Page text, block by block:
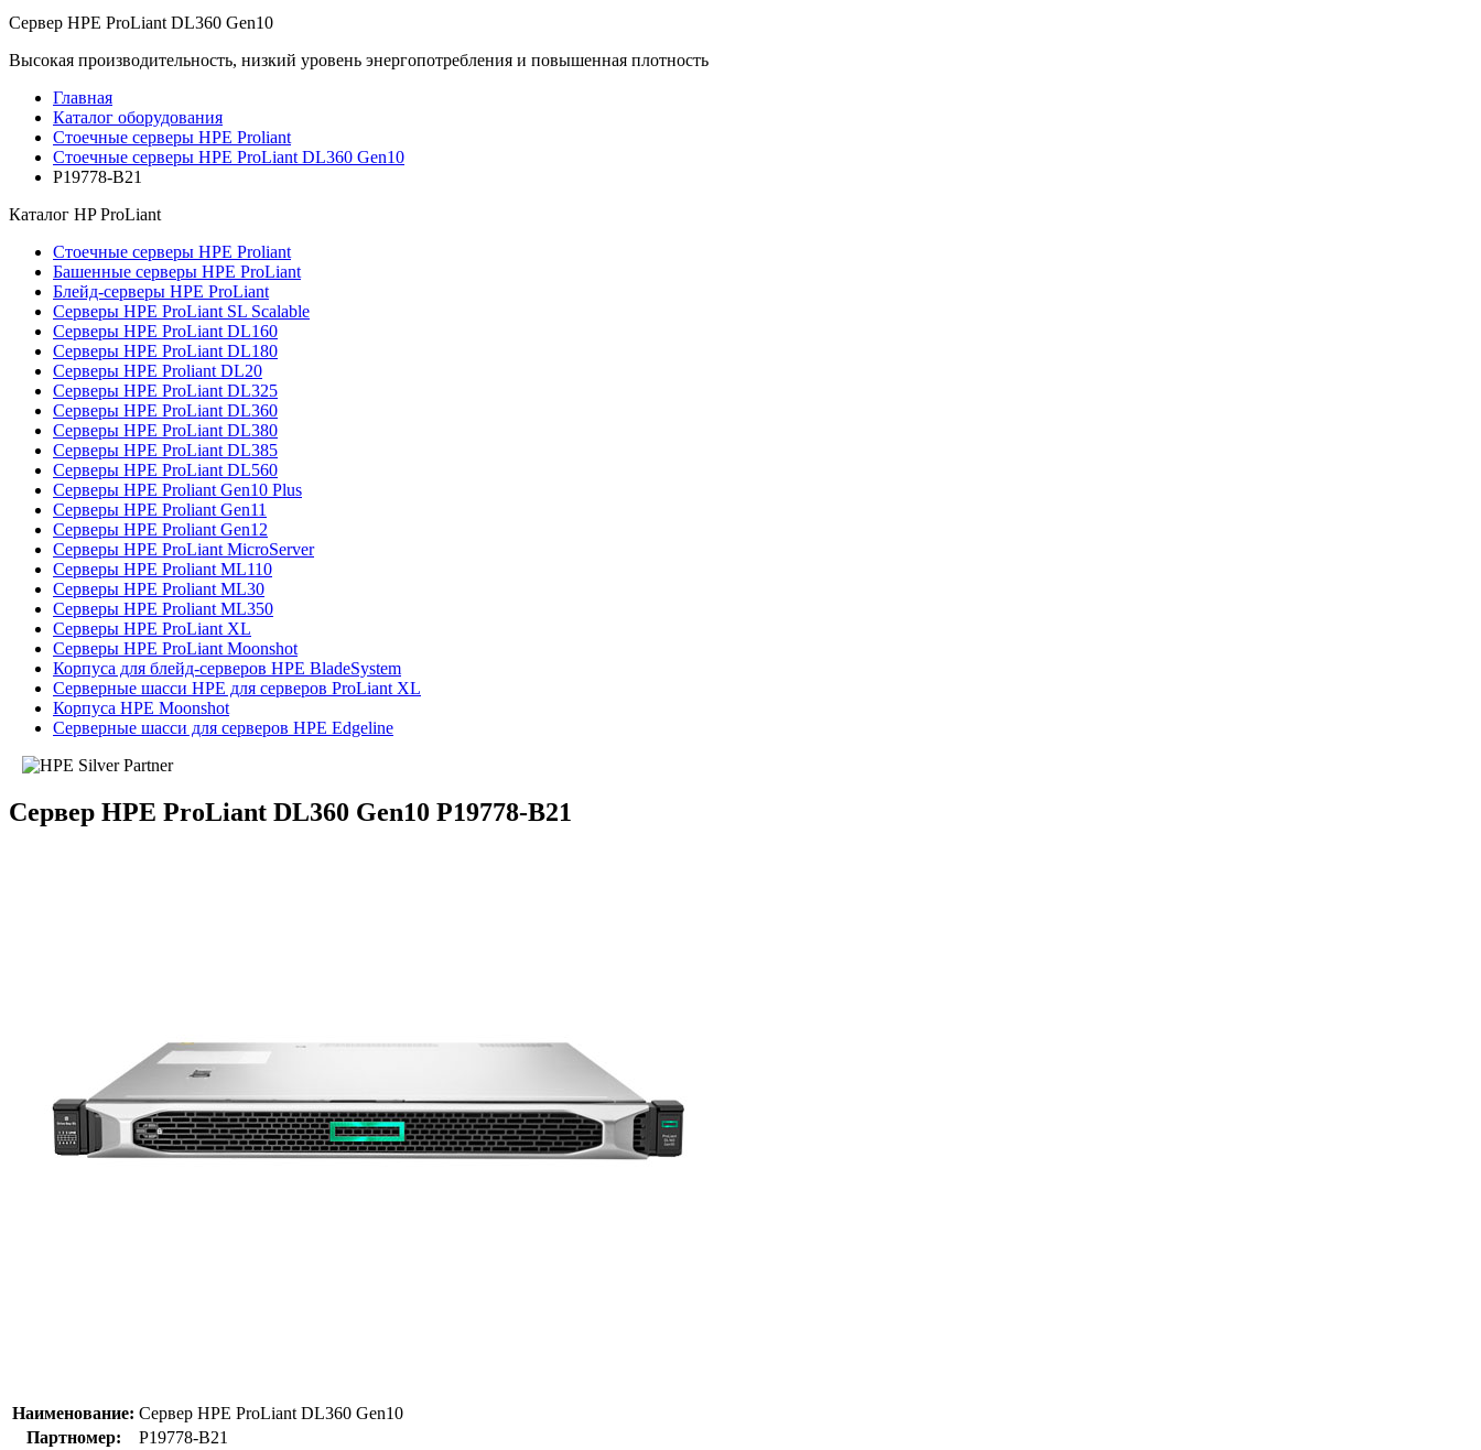
Сервер HPE ProLiant DL360 Gen10
Высокая производительность, низкий уровень энергопотребления и повышенная плотность
Главная
Каталог оборудования
Стоечные серверы HPE Proliant
Стоечные серверы HPE ProLiant DL360 Gen10
P19778-B21
Каталог HP ProLiant
Стоечные серверы HPE Proliant
Башенные серверы HPE ProLiant
Блейд-серверы HPE ProLiant
Серверы HPE ProLiant SL Scalable
Серверы HPE ProLiant DL160
Серверы HPE ProLiant DL180
Серверы HPE Proliant DL20
Серверы HPE ProLiant DL325
Серверы HPE ProLiant DL360
Серверы HPE ProLiant DL380
Серверы HPE ProLiant DL385
Серверы HPE ProLiant DL560
Серверы HPE Proliant Gen10 Plus
Серверы HPE Proliant Gen11
Серверы HPE Proliant Gen12
Серверы HPE ProLiant MicroServer
Серверы HPE Proliant ML110
Серверы HPE Proliant ML30
Серверы HPE Proliant ML350
Серверы HPE ProLiant XL
Серверы HPE ProLiant Moonshot
Корпуса для блейд-серверов HPE BladeSystem
Серверные шасси HPE для серверов ProLiant XL
Корпуса HPE Moonshot
Серверные шасси для серверов HPE Edgeline
Сервер HPE ProLiant DL360 Gen10 P19778-B21
Наименование: Сервер HPE ProLiant DL360 Gen10
Партномер:
P19778-B21